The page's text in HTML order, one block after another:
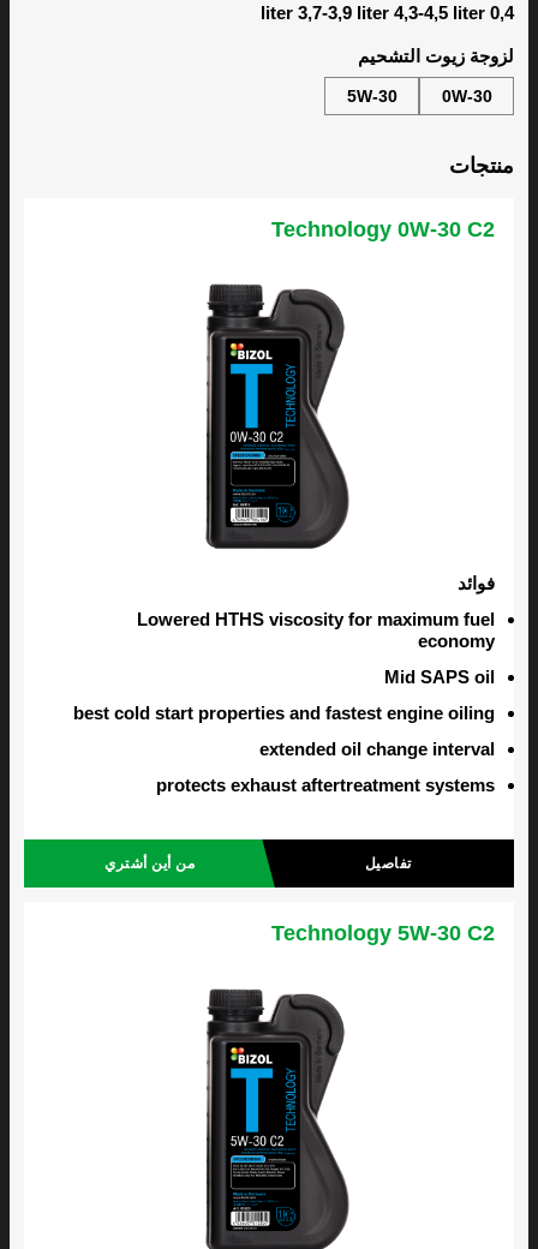
0,4 liter 3,7-3,9 liter 4,3-4,5 liter
لزوجة زيوت التشحيم
0W-30
5W-30
منتجات
Technology 0W-30 C2
فوائد
Lowered HTHS viscosity for maximum fuel
economy
Mid SAPS oil
best cold start properties and fastest engine oiling
extended oil change interval
protects exhaust aftertreatment systems
تفاصيل من أين أشتري
Technology 5W-30 C2